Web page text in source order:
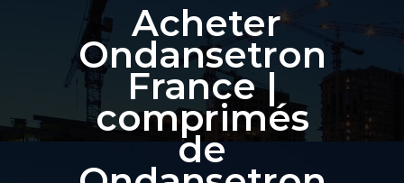
Acheter
Ondansetron
France |
comprimés
de